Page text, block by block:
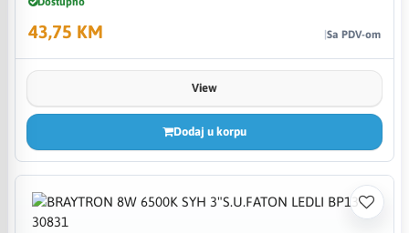
43,75 KM Sa PDV-om
View
Dodaj u korpu